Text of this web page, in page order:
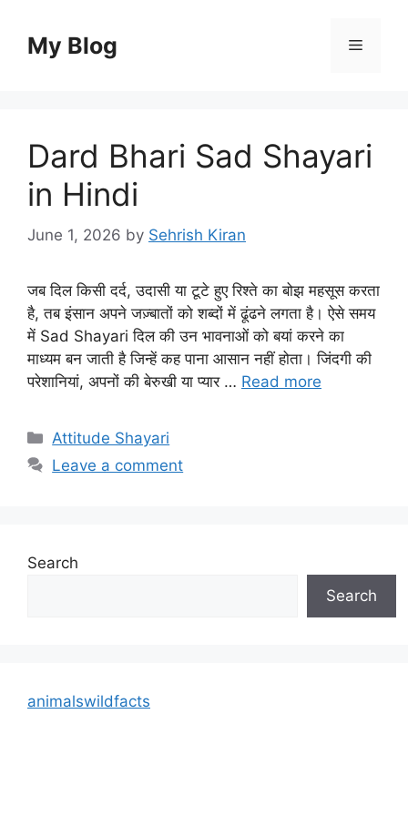
contentMy Blog Menu
Dard Bhari Sad Shayari
in Hindi
June 1, 2026 by Sehrish Kiran
जब दिल किसी दर्द, उदासी या टूटे हुए रिश्ते का बोझ महसूस करता
है, तब इंसान अपने जज़्बातों को शब्दों में ढूंढने लगता है। ऐसे समय
में Sad Shayari दिल की उन भावनाओं को बयां करने का
माध्यम बन जाती है जिन्हें कह पाना आसान नहीं होता। जिंदगी की
परेशानियां, अपनों की बेरुखी या प्यार … Read more
Categories
Attitude Shayari
Leave a comment
Search
Search
animalswildfacts